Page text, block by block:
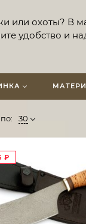
охоты? В
удобство и
30
₽